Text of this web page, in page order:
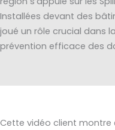
Installées devant des
joué un rôle crucial dans
prévention efficace des
Cette vidéo client montre